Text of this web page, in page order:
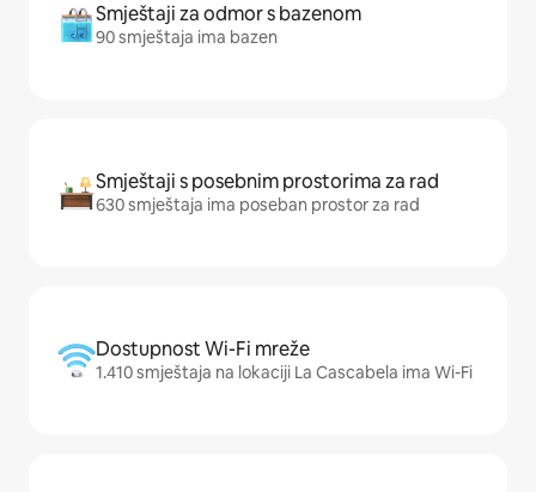
Smještaji za odmor s bazenom
90 smještaja ima bazen
Smještaji s posebnim prostorima za rad
630 smještaja ima poseban prostor za rad
Dostupnost Wi-Fi mreže
1.410 smještaja na lokaciji La Cascabela ima Wi-Fi